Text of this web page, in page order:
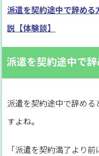
派遣を契約途中で辞め
説【体験談】
派遣を契約途中で
派遣を契約途中で辞め
すよね。
「派遣を契約満了より